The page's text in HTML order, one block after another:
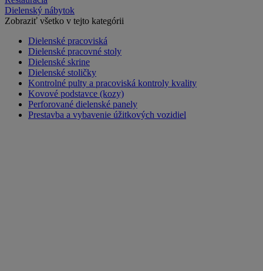
Dielenský nábytok
Zobraziť všetko v tejto kategórii
Dielenské pracoviská
Dielenské pracovné stoly
Dielenské skrine
Dielenské stoličky
Kontrolné pulty a pracoviská kontroly kvality
Kovové podstavce (kozy)
Perforované dielenské panely
Prestavba a vybavenie úžitkových vozidiel